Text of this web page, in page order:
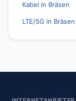
Kabel in Bräsen
LTE/5G in Bräsen